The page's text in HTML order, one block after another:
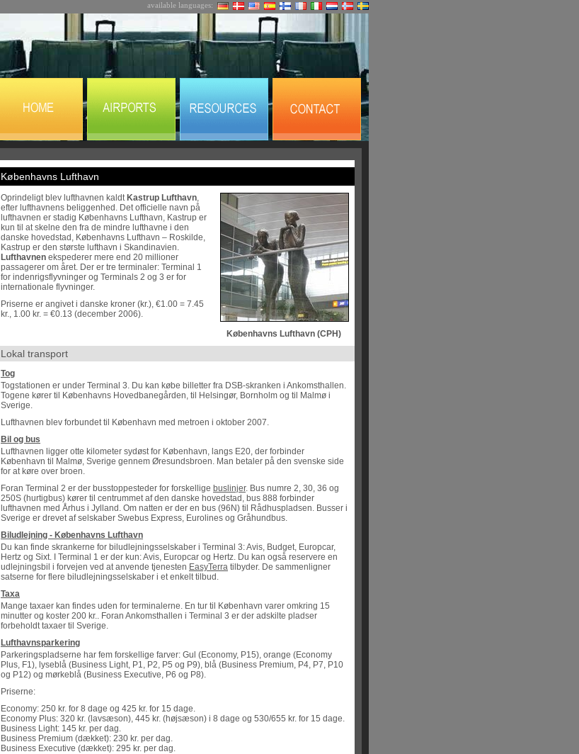
available languages:
Københavns Lufthavn
Københavns Lufthavn (CPH)
Oprindeligt blev lufthavnen kaldt Kastrup Lufthavn,
efter lufthavnens beliggenhed. Det officielle navn på
lufthavnen er stadig Københavns Lufthavn, Kastrup er
kun til at skelne den fra de mindre lufthavne i den
danske hovedstad, Københavns Lufthavn – Roskilde,
Kastrup er den største lufthavn i Skandinavien.
Lufthavnen ekspederer mere end 20 millioner
passagerer om året. Der er tre terminaler: Terminal 1
for indenrigsflyvninger og Terminals 2 og 3 er for
internationale flyvninger.
Priserne er angivet i danske kroner (kr.), €1.00 = 7.45
kr., 1.00 kr. = €0.13 (december 2006).
Lokal transport
Tog
Togstationen er under Terminal 3. Du kan købe billetter fra DSB-skranken i Ankomsthallen.
Togene kører til Københavns Hovedbanegården, til Helsingør, Bornholm og til Malmø i
Sverige.
Lufthavnen blev forbundet til København med metroen i oktober 2007.
Bil og bus
Lufthavnen ligger otte kilometer sydøst for København, langs E20, der forbinder
København til Malmø, Sverige gennem Øresundsbroen. Man betaler på den svenske side
for at køre over broen.
Foran Terminal 2 er der busstoppesteder for forskellige buslinjer. Bus numre 2, 30, 36 og
250S (hurtigbus) kører til centrummet af den danske hovedstad, bus 888 forbinder
lufthavnen med Århus i Jylland. Om natten er der en bus (96N) til Rådhuspladsen. Busser i
Sverige er drevet af selskaber Swebus Express, Eurolines og Gråhundbus.
Biludlejning - Københavns Lufthavn
Du kan finde skrankerne for biludlejningsselskaber i Terminal 3: Avis, Budget, Europcar,
Hertz og Sixt. I Terminal 1 er der kun: Avis, Europcar og Hertz. Du kan også reservere en
udlejningsbil i forvejen ved at anvende tjenesten EasyTerra tilbyder. De sammenligner
satserne for flere biludlejningsselskaber i et enkelt tilbud.
Taxa
Mange taxaer kan findes uden for terminalerne. En tur til København varer omkring 15
minutter og koster 200 kr.. Foran Ankomsthallen i Terminal 3 er der adskilte pladser
forbeholdt taxaer til Sverige.
Lufthavnsparkering
Parkeringspladserne har fem forskellige farver: Gul (Economy, P15), orange (Economy
Plus, F1), lyseblå (Business Light, P1, P2, P5 og P9), blå (Business Premium, P4, P7, P10
og P12) og mørkeblå (Business Executive, P6 og P8).
Priserne:
Economy: 250 kr. for 8 dage og 425 kr. for 15 dage.
Economy Plus: 320 kr. (lavsæson), 445 kr. (højsæson) i 8 dage og 530/655 kr. for 15 dage.
Business Light: 145 kr. per dag.
Business Premium (dækket): 230 kr. per dag.
Business Executive (dækket): 295 kr. per dag.